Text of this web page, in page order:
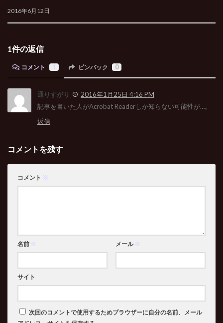
2016年6月12日
1件の返信
コメント ピンバック 0
通りすがり
2016年1月25日 4:16 PM
記事を書いた人がAcrobat Readerしか知らない可能性が…。
返信
コメントを残す
コメント ※
名前 ※ メール ※
サイト
次回のコメントで使用するためブラウザーに自分の名前、メール